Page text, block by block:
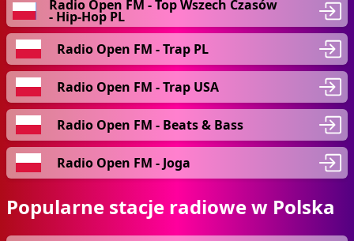
Radio Open FM - Top Wszech Czasów
- Hip-Hop PL
Radio Open FM - Trap PL
Radio Open FM - Trap USA
Radio Open FM - Beats & Bass
Radio Open FM - Joga
Popularne stacje radiowe w Polska